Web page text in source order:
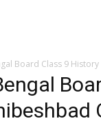
Board Class 9